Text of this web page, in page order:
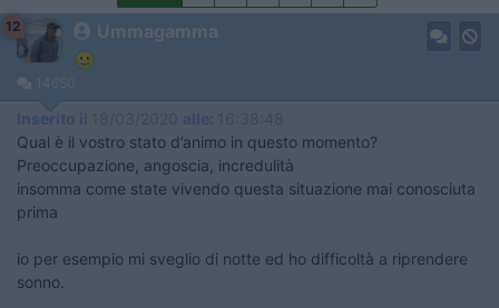
12 Ummagamma
14650
Inserito il 18/03/2020 alle: 16:38:48
Qual è il vostro stato d’animo in questo momento?
Preoccupazione, angoscia, incredulità
insomma come state vivendo questa situazione mai conosciuta
prima
io per esempio mi sveglio di notte ed ho difficoltà a riprendere
sonno.